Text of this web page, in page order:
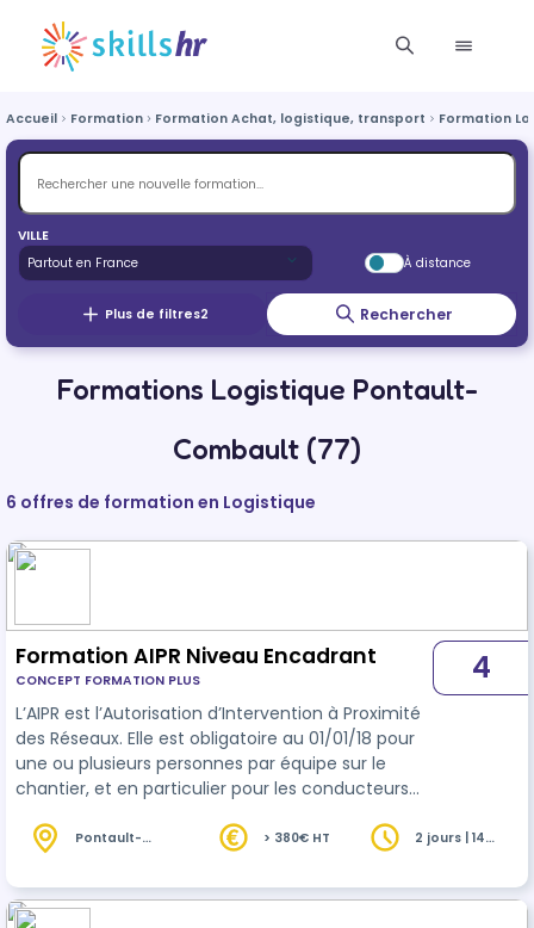
Accueil Formation Formation Achat, logistique, transport Formation
VILLE
À distance
Plus de filtres2 Rechercher
Formations Logistique Pontault-
Combault (77)
6 offres de formation en Logistique
Formation AIPR Niveau Encadrant
CONCEPT FORMATION PLUS
L’AIPR est l’Autorisation d’Intervention à Proximité
des Réseaux. Elle est obligatoire au 01/01/18 pour
une ou plusieurs personnes par équipe sur le
chantier, et en particulier pour les conducteurs
4
Pontault-
> 380€ HT
2 jours | 14